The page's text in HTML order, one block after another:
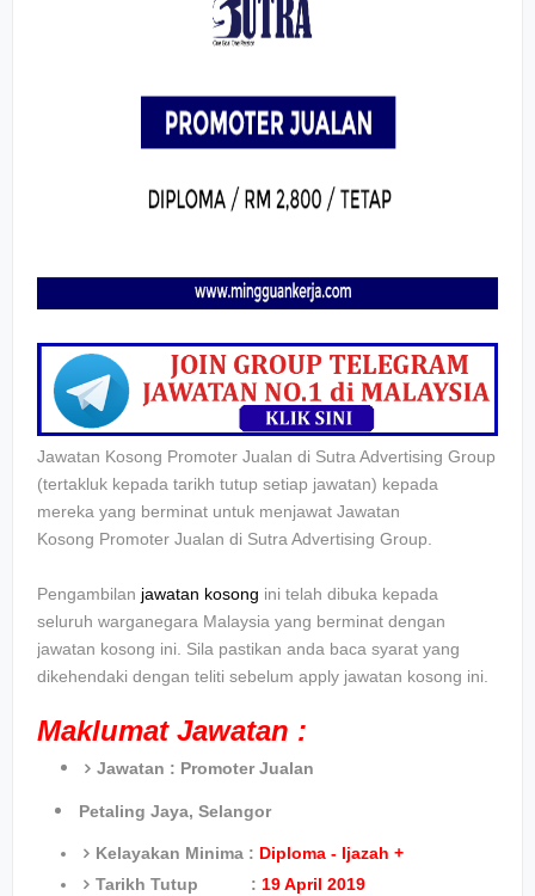
Jawatan Kosong Promoter Jualan di Sutra Advertising Group
(tertakluk kepada tarikh tutup setiap jawatan) kepada
mereka yang berminat untuk menjawat Jawatan
Kosong Promoter Jualan di Sutra Advertising Group.
Pengambilan jawatan kosong ini telah dibuka kepada
seluruh warganegara Malaysia yang berminat dengan
jawatan kosong ini. Sila pastikan anda baca syarat yang
dikehendaki dengan teliti sebelum apply jawatan kosong ini.
Maklumat Jawatan :
Jawatan : Promoter Jualan
Petaling Jaya, Selangor
Kelayakan Minima : Diploma - Ijazah +
Tarikh Tutup : 19 April 2019